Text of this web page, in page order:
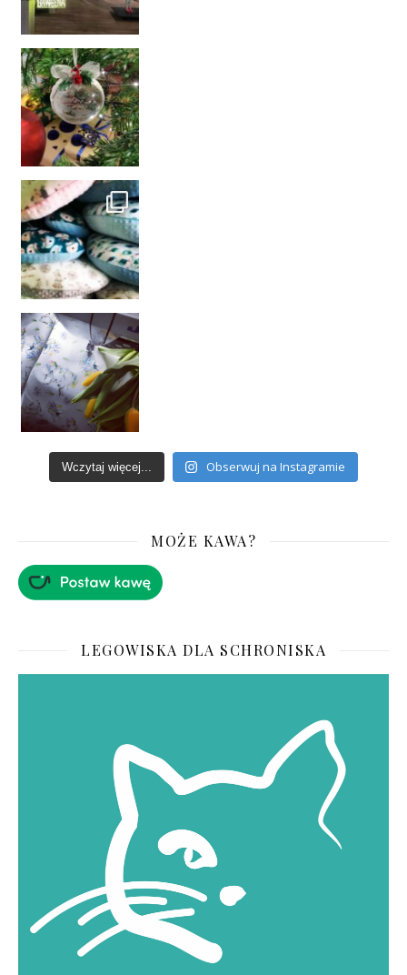
Wczytaj więcej... Obserwuj na Instagramie
MOŻE KAWA?
LEGOWISKA DLA SCHRONISKA